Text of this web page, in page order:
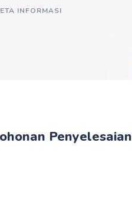
INFORMASI
Penyelesaian